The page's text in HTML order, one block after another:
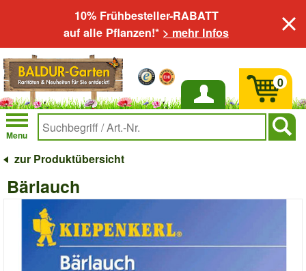
10% Frühbesteller-RABATT
auf alle Pflanzen!* > mehr Infos
Anmelden
Menu
0
zur Produktübersicht
Bärlauch